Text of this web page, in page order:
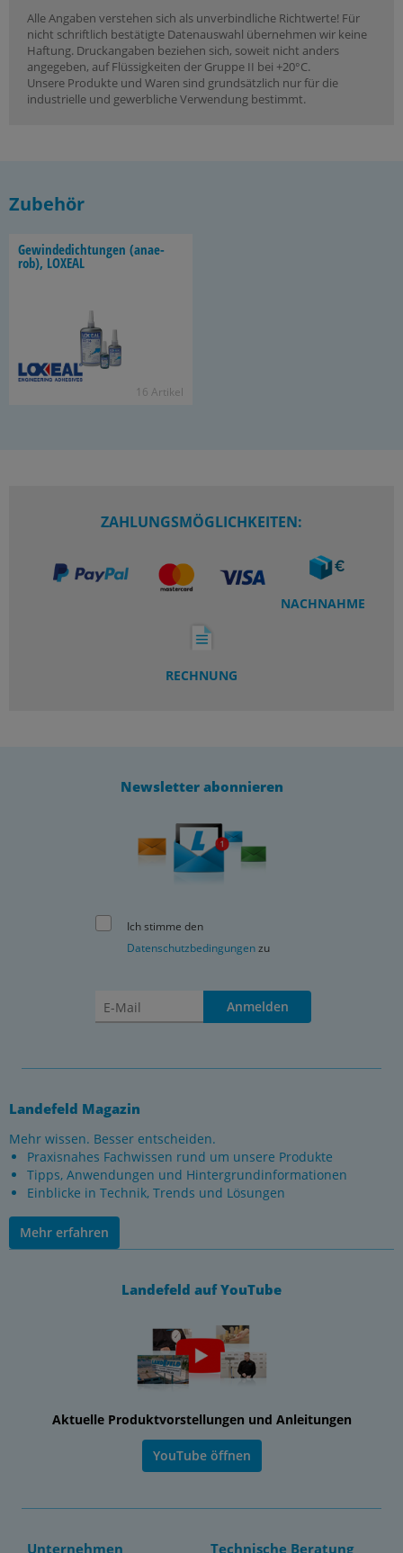
Alle Angaben verstehen sich als unverbindliche Richtwerte! Für
nicht schriftlich bestätigte Datenauswahl übernehmen wir keine
Haftung. Druckangaben beziehen sich, soweit nicht anders
angegeben, auf Flüssigkeiten der Gruppe II bei +20°C.
Unsere Produkte und Waren sind grundsätzlich nur für die
industrielle und gewerbliche Verwendung bestimmt.
Zubehör
Ge­win­de­dich­tun­gen (an­ae­
rob), LO­XE­AL
16 Ar­ti­kel
ZAHLUNGSMÖGLICHKEITEN:
NACHNAHME
RECHNUNG
Newsletter abonnieren
Ich stimme den
Datenschutzbedingungenzu
Anmelden
Landefeld Magazin
Mehr wissen. Besser entscheiden.
Praxisnahes Fachwissen rund um unsere Produkte
Tipps, Anwendungen und Hintergrundinformationen
Einblicke in Technik, Trends und Lösungen
Mehr erfahren
Landefeld auf YouTube
Aktuelle Produktvorstellungen und Anleitungen
YouTube öffnen
Unternehmen Technische Beratung